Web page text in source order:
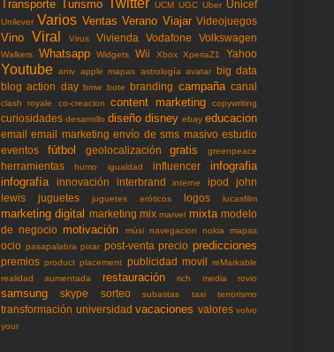
Transporte Turismo Twitter UCM UGC Uber Unicef
Unilever Varios Ventas Verano Viajar Videojuegos
Vino Viral Virus Vivienda Vodafone Volkswagen
Walkers Whatsapp Widgets Wii Xbox XperiaZ1 Yahoo
Youtube aniv apple mapas astrología avatar big data
blog action day bmw bote branding campaña canal
clash royale co-creacion content marketing copywriting
curiosidades desarrollo diseño disney ebay educacion
email email marketing envío de sms masivo estudio
eventos
fútbol geolocalización gratis greenpeace
herramientas humo igualdad influencer
infografia
infografía
innovación interbrand interne ipod
john
lewis
juguetes juguetes eróticos logos lucasfilm
marketing digital marketing mix marvel mixta modelo
de negocio motivación músi navegacion nokia mapas
ocio pasapalabra pixar post-venta precio predicciones
premios product placement publicidad movil reMarkable
realidad aumentada
restauración rich media rovio
samsung skype sorteo subastas taxi terrorismo
transformación universidad vacaciones valores volvo
your